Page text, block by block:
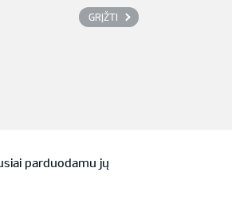
GRĮŽTI
parduodamu jų